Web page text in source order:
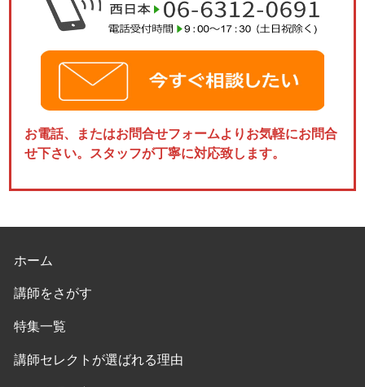
お電話、またはお問合せフォームよりお気軽にお問合
せ下さい。スタッフが丁寧に対応致します。
ホーム
講師をさがす
特集一覧
講師セレクトが選ばれる理由